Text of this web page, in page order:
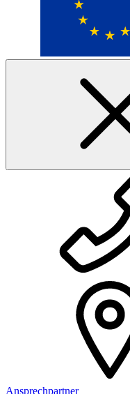
Ansprechpartner